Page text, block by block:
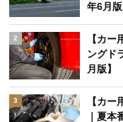
年6月版
2
【カ
ングド
月版】
3
【カ
｜夏本